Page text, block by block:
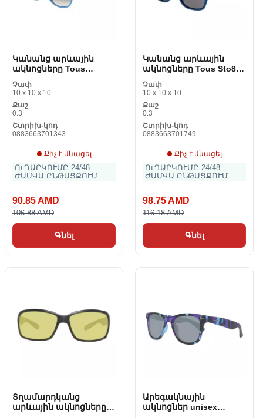
Կանանց արևային
ակնոցները Tous
Չափ
10 x 10 x 10
Քաշ
0.3
Շտրիխ-կոդ
0883663701343
Քիչ է մնացել
ՈւՂԱՐԿՈՒՄԸ 24/48
ԺԱՄՎԱ ԸՆԹԱՑՔՈՒՄ
90.85 AMD
106.88 AMD
Գնել
Կանանց արևային
ակնոցները Tous Sto8
Չափ
10 x 10 x 10
Քաշ
0.3
Շտրիխ-կոդ
0883663701749
Քիչ է մնացել
ՈւՂԱՐԿՈՒՄԸ 24/48
ԺԱՄՎԱ ԸՆԹԱՑՔՈՒՄ
98.75 AMD
116.18 AMD
Գնել
Տղամարդկանց
արևային ակնոցները
Արեգակնային
ակնոցներ unisex